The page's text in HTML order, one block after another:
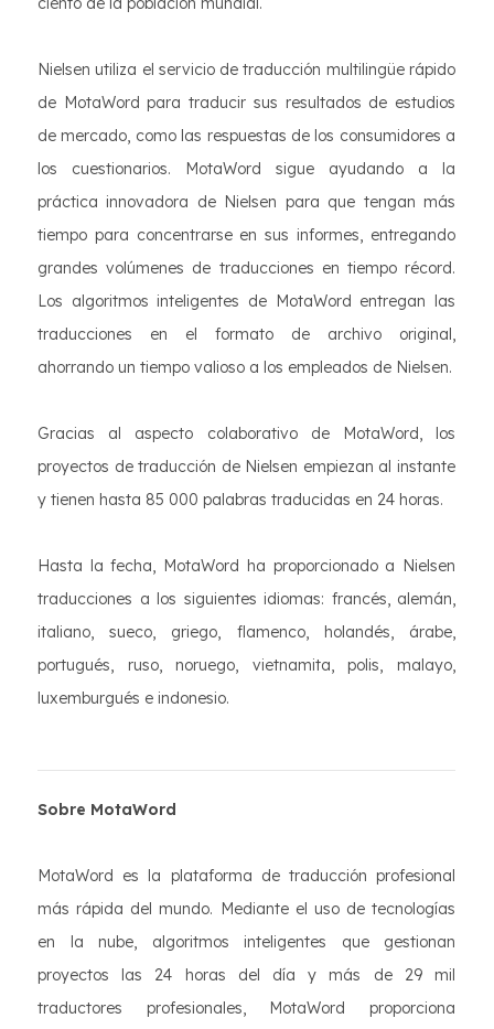
Nielsen utiliza el servicio de traducción multilingüe rápido
de MotaWord para traducir sus resultados de estudios
de mercado, como las respuestas de los consumidores a
los cuestionarios. MotaWord sigue ayudando a la
práctica innovadora de Nielsen para que tengan más
tiempo para concentrarse en sus informes, entregando
grandes volúmenes de traducciones en tiempo récord.
Los algoritmos inteligentes de MotaWord entregan las
traducciones en el formato de archivo original,
ahorrando un tiempo valioso a los empleados de Nielsen.
Gracias al aspecto colaborativo de MotaWord, los
proyectos de traducción de Nielsen empiezan al instante
y tienen hasta 85 000 palabras traducidas en 24 horas.
Hasta la fecha, MotaWord ha proporcionado a Nielsen
traducciones a los siguientes idiomas: francés, alemán,
italiano, sueco, griego, flamenco, holandés, árabe,
portugués, ruso, noruego, vietnamita, polis, malayo,
luxemburgués e indonesio.
Sobre MotaWord
MotaWord es la plataforma de traducción profesional
más rápida del mundo. Mediante el uso de tecnologías
en la nube, algoritmos inteligentes que gestionan
proyectos las 24 horas del día y más de 29 mil
traductores profesionales, MotaWord proporciona